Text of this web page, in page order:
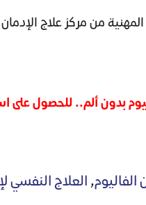
من مركز علاج
بدون ألم.. للحصول على
الفاليوم,العلاج النفسي